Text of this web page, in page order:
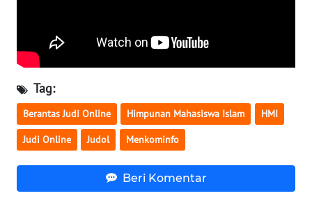
Tag:
Berantas Judi Online Himpunan Mahasiswa Islam HMI
Judi Online Judol Menkominfo
Beri Komentar
WN
SULBAR
WN
BABEL
WN